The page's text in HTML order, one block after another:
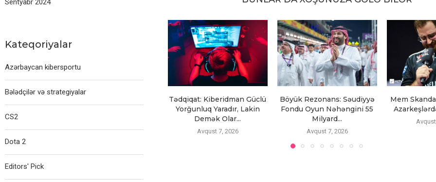
Tədqiqat: Kiberidman Güclü
Yorğunluq Yaradır, Lakin
Demək Olar...
Avqust 7, 2026
Böyük Rezonans: Səudiyyə
Fondu Oyun Nəhəngini 55
Milyard...
Avqust 7, 2026
Mem
Sentyabr 2024
Kateqoriyalar
Azərbaycan kibersportu
Bələdçilər və strategiyalar
CS2
Dota 2
Editors' Pick